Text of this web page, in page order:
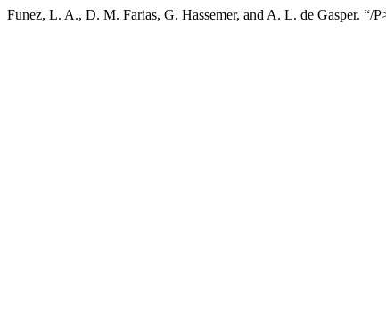
Funez, L. A., D. M. Farias, G. Hassemer, and A. L. de Gasper. “/